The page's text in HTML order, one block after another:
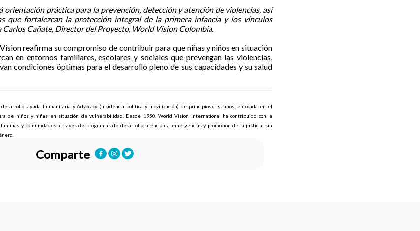
orientación práctica para la prevención, detección y atención de violencias, así
que fortalezcan la protección integral de la primera infancia y los vínculos
Carlos Cañate, Director del Proyecto, World Vision Colombia.
reafirma su compromiso de contribuir para que niñas y niños en situación
en entornos familiares, escolares y sociales que prevengan las violencias,
condiciones óptimas para el desarrollo pleno de sus capacidades y su salud
ayuda humanitaria y Advocacy (Incidencia política y movilización) de principios cristianos, enfocada en el
de niños y niñas en situación de vulnerabilidad. Desde 1950, World Vision International ha contribuido con la
y comunidades a través de programas de desarrollo, atención a emergencias y promoción de la justicia, sin
Comparte